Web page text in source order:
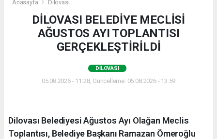
Anasayfa Dilovası
DİLOVASI BELEDİYE MECLİSİ
AĞUSTOS AYI TOPLANTISI
GERÇEKLEŞTİRİLDİ
DILOVASI
05.08.2026 - 11:28, Güncelleme: 05.08.2026 - 13:59
Dilovası Belediyesi Ağustos Ayı Olağan Meclis
Toplantısı, Belediye Başkanı Ramazan Ömeroğlu